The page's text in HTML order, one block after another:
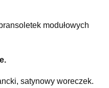
modułowych
satynowy woreczek.